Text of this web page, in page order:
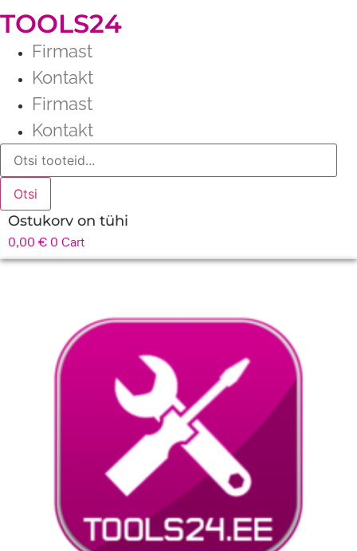
TOOLS24
Firmast
Kontakt
Firmast
Kontakt
Products
search
Otsi
Ostukorv on tühi
0,00 € 0 Cart